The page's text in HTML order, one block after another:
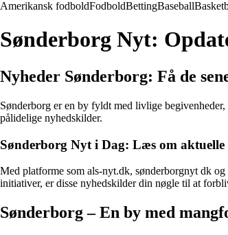
Amerikansk fodboldFodboldBettingBaseball
Sønderborg Nyt:
Nyheder Sønderborg: Få de
Sønderborg er en by fyldt med livlige
pålidelige nyhedskilder.
Sønderborg Nyt i Dag: Læs om aktuelle
Med platforme som als-nyt.dk, sønderborgnyt dk
initiativer, er disse nyhedskilder din nøgle til at
Sønderborg – En by med